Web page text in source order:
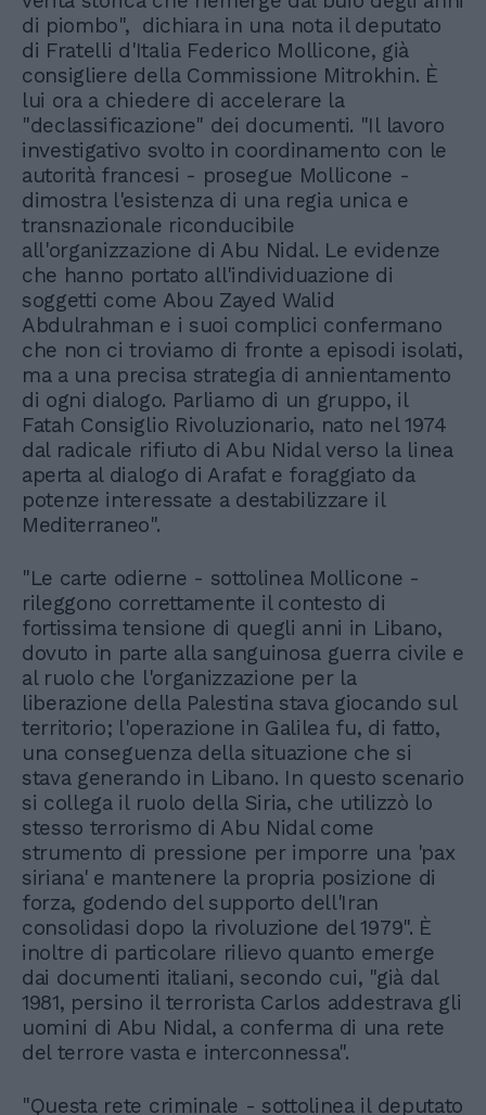
di piombo", dichiara in una nota il deputato
di Fratelli d'Italia Federico Mollicone, già
consigliere della Commissione Mitrokhin. È
lui ora a chiedere di accelerare la
"declassificazione" dei documenti. "Il lavoro
investigativo svolto in coordinamento con le
autorità francesi - prosegue Mollicone -
dimostra l'esistenza di una regia unica e
transnazionale riconducibile
all'organizzazione di Abu Nidal. Le evidenze
che hanno portato all'individuazione di
soggetti come Abou Zayed Walid
Abdulrahman e i suoi complici confermano
che non ci troviamo di fronte a episodi isolati,
ma a una precisa strategia di annientamento
di ogni dialogo. Parliamo di un gruppo, il
Fatah Consiglio Rivoluzionario, nato nel 1974
dal radicale rifiuto di Abu Nidal verso la linea
aperta al dialogo di Arafat e foraggiato da
potenze interessate a destabilizzare il
Mediterraneo".
"Le carte odierne - sottolinea Mollicone -
rileggono correttamente il contesto di
fortissima tensione di quegli anni in Libano,
dovuto in parte alla sanguinosa guerra civile e
al ruolo che l'organizzazione per la
liberazione della Palestina stava giocando sul
territorio; l'operazione in Galilea fu, di fatto,
una conseguenza della situazione che si
stava generando in Libano. In questo scenario
si collega il ruolo della Siria, che utilizzò lo
stesso terrorismo di Abu Nidal come
strumento di pressione per imporre una 'pax
siriana' e mantenere la propria posizione di
forza, godendo del supporto dell'Iran
consolidasi dopo la rivoluzione del 1979". È
inoltre di particolare rilievo quanto emerge
dai documenti italiani, secondo cui, "già dal
1981, persino il terrorista Carlos addestrava gli
uomini di Abu Nidal, a conferma di una rete
del terrore vasta e interconnessa".
"Questa rete criminale - sottolinea il deputato